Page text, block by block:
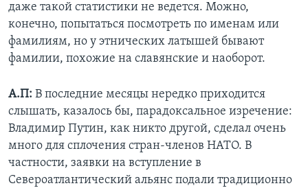
даже такой статистики не ведется. Можно,
конечно, попытаться посмотреть по именам или
фамилиям, но у этнических латышей бывают
фамилии, похожие на славянские и наоборот.
А.П: В последние месяцы нередко приходится
слышать, казалось бы, парадоксальное изречение:
Владимир Путин, как никто другой, сделал очень
много для сплочения стран-членов НАТО. В
частности, заявки на вступление в
Североатлантический альянс подали традиционно